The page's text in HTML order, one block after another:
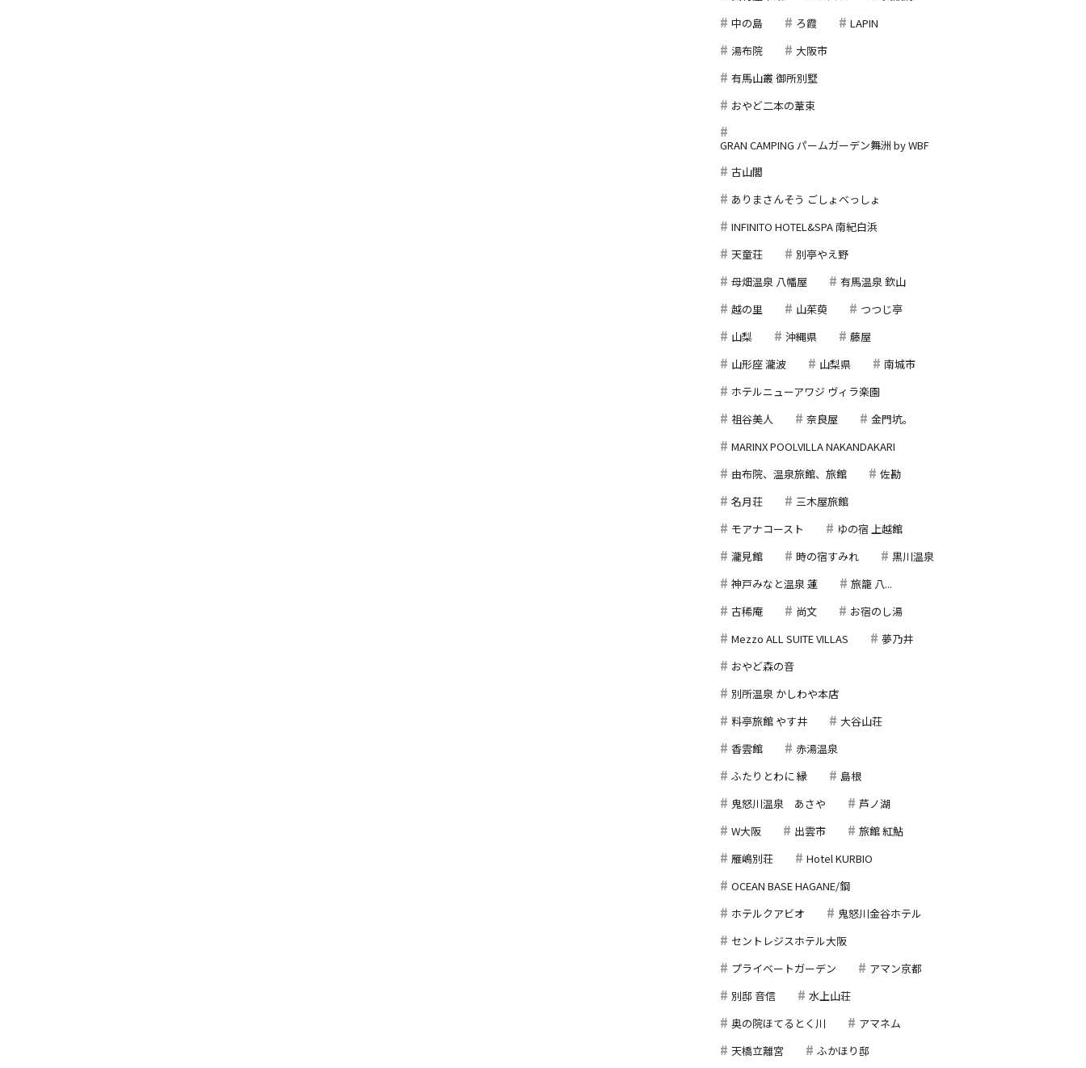
中の島
ろ霞
LAPIN
湯布院
大阪市
有馬山叢 御所別墅
おやど二本の葦束
GRAN CAMPING パームガーデン舞洲 by WBF
古山閣
ありまさんそう ごしょべっしょ
INFINITO HOTEL&SPA 南紀白浜
天童荘
別亭やえ野
母畑温泉 八幡屋
有馬温泉 欽山
越の里
山茱萸
つつじ亭
山梨
沖縄県
藤屋
山形座 瀧波
山梨県
南城市
ホテルニューアワジ ヴィラ楽園
祖谷美人
奈良屋
金門坑。
MARINX POOLVILLA NAKANDAKARI
由布院、温泉旅館、旅館
佐勘
名月荘
三木屋旅館
モアナコースト
ゆの宿 上越館
瀧見館
時の宿すみれ
黒川温泉
神戸みなと温泉 蓮
旅籠 八...
古稀庵
尚文
お宿のし湯
Mezzo ALL SUITE VILLAS
夢乃井
おやど森の音
別所温泉 かしわや本店
料亭旅館 やす井
大谷山荘
香雲館
赤湯温泉
ふたりとわに 縁
島根
鬼怒川温泉 あさや
芦ノ湖
W大阪
出雲市
旅館 紅鮎
雁嶋別荘
Hotel KURBIO
OCEAN BASE HAGANE/鋼
ホテルクアビオ
鬼怒川金谷ホテル
セントレジスホテル大阪
プライベートガーデン
アマン京都
別邸 音信
水上山荘
奥の院ほてるとく川
アマネム
天橋立離宮
ふかほり邸